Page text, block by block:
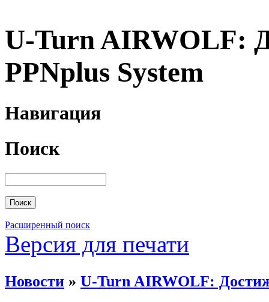
U-Turn AIRWOLF:
PPNplus System
Навигация
Поиск
Расширенный поиск
Версия для печати
Новости » U-Turn AIRWOLF: